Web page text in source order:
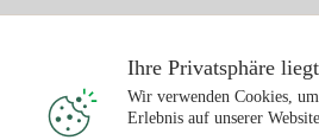
Die von der Bundesnetzagentur
Bekanntmachung und Aktualisierung der
Kommunikationsparameter im Markt
Ihre Privatsphäre
Wir verwenden Cookies,
Erlebnis auf unserer